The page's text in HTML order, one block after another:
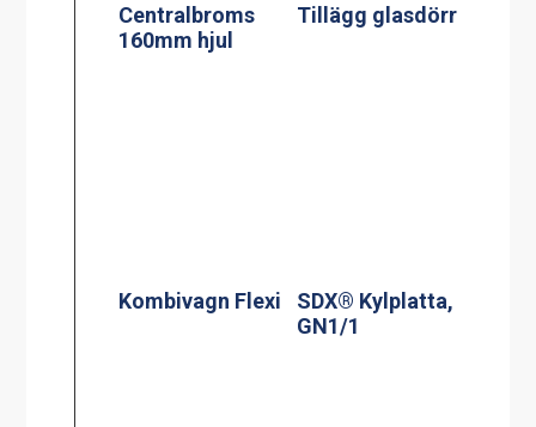
Centralbroms
160mm hjul
Tillägg glasdörr
Kombivagn Flexi
SDX® Kylplatta,
GN1/1